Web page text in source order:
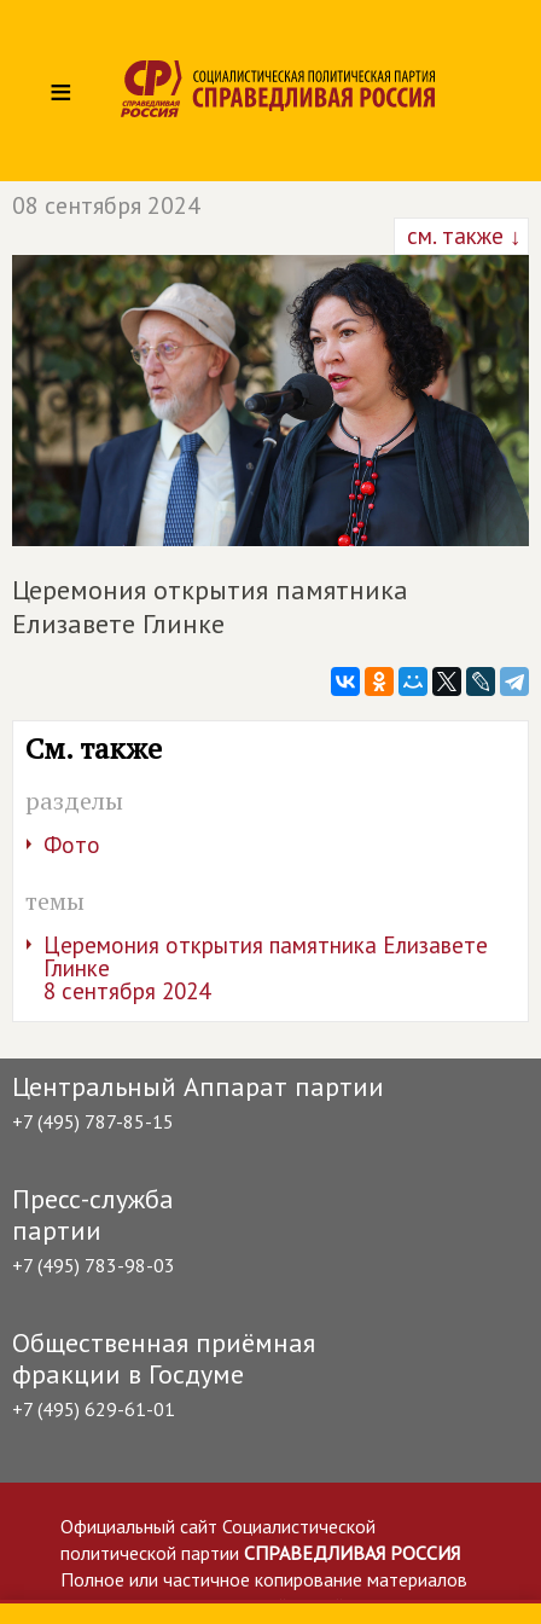
≡
08 сентября 2024
см. также ↓
Церемония открытия памятника
Елизавете Глинке
См. также
разделы
Фото
темы
Церемония открытия памятника Елизавете
Глинке
8 сентября 2024
Центральный Аппарат партии
+7 (495) 787-85-15
Пресс-служба
партии
+7 (495) 783-98-03
Общественная приёмная
фракции в Госдуме
+7 (495) 629-61-01
Официальный сайт Социалистической
политической партии СПРАВЕДЛИВАЯ РОССИЯ
Полное или частичное копирование материалов
приветствуется со ссылкой на сайт spravedlivo.ru